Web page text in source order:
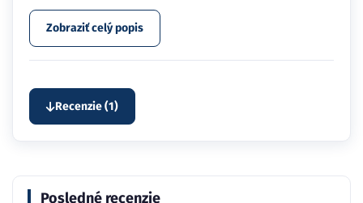
Zobraziť celý popis
Recenzie (1)
Posledné recenzie